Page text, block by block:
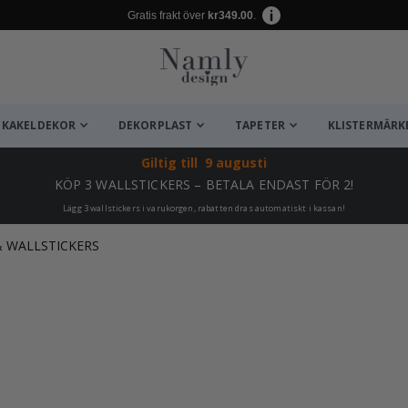
Gratis frakt över kr349.00.
KAKELDEKOR DEKORPLAST TAPETER
Giltig till 9 augusti
KÖP 3 WALLSTICKERS – BETALA ENDAST FÖR 2!
Lägg 3 wallstickers i varukorgen, rabatten dras automatiskt i kassan!